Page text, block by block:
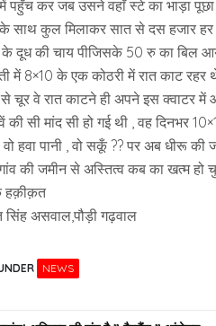
पहुँच कर जब उसने वहाँ स्टे का भाड़ा पूछा
साथ कुल मिलाकर सात से दस हजार
दूध की चाय पीजिसके 50 रु का बिल
में 8×10 के एक कोठरी में रात काट
चूर वे रात काटने ही अपने इस
सी मांद सी हो गई थी , वह दिनभर
वो हवा पानी , वो सकूँ ?? पर अब धीरू
की जमीन से अस्तित्व कब का खत्म हो
हक़ीक़त
सिंह असवाल,पौड़ी गढ़वाल
NEWS